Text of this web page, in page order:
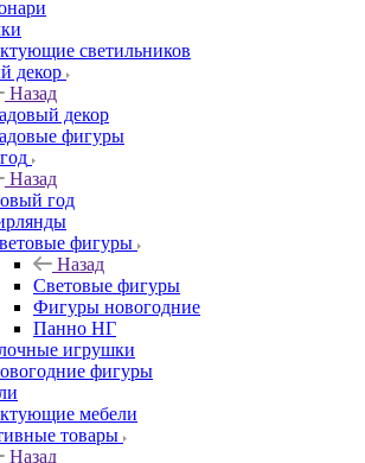
светильников
декор
Назад
декор
фигуры
Назад
год
фигуры
Назад
Световые фигуры
Фигуры новогодние
Панно НГ
игрушки
фигуры
мебели
товары
Назад